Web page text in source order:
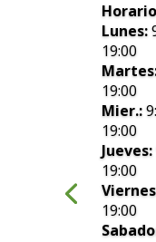
Horario
Lunes:
19:00
19:00
Mier.:
19:00
Jueves:
19:00
19:00